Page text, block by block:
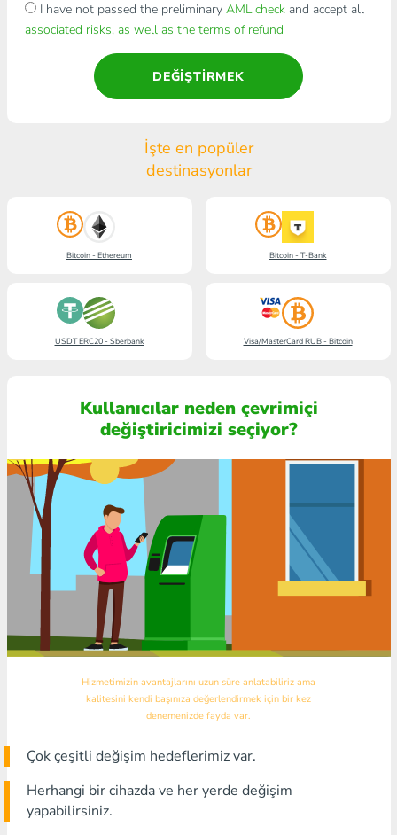
I have not passed the preliminary AML checkand accept all
associated risks, as well as the terms of refund
DEĞIŞTIRMEK
İşte en popüler
destinasyonlar
Bitcoin - Ethereum Bitcoin - T-Bank
USDT ERC20 - Sberbank Visa/MasterCard RUB - Bitcoin
Kullanıcılar neden çevrimiçi
değiştiricimizi seçiyor?
Hizmetimizin avantajlarını uzun süre anlatabiliriz ama
kalitesini kendi başınıza değerlendirmek için bir kez
denemenizde fayda var.
Çok çeşitli değişim hedeflerimiz var.
Herhangi bir cihazda ve her yerde değişim
yapabilirsiniz.